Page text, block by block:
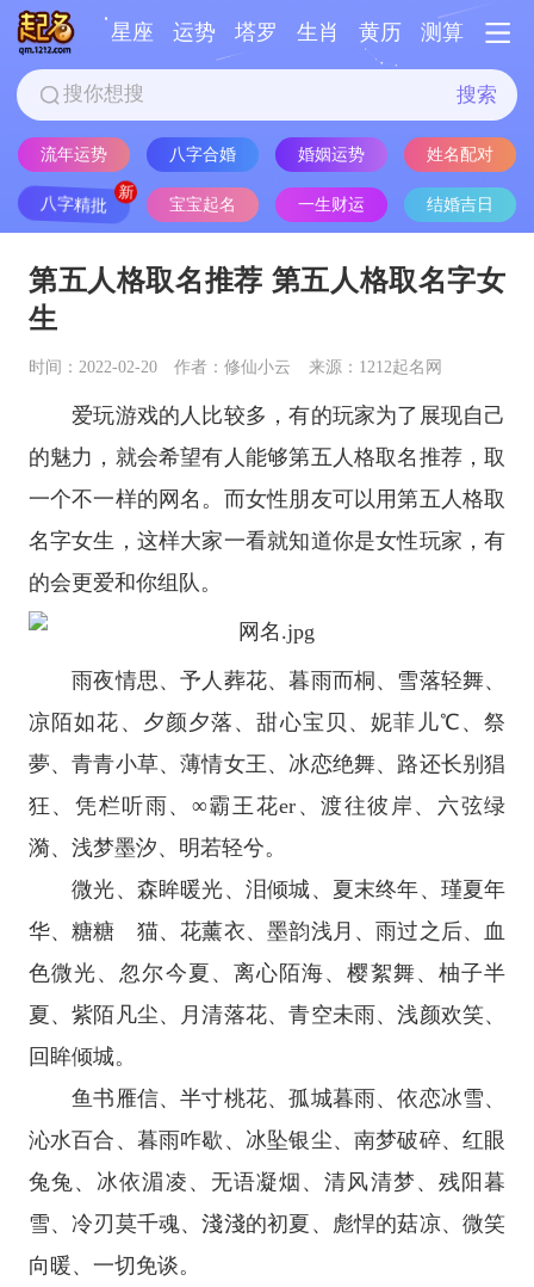
星座 运势 塔罗 生肖 黄历 测算
搜索
流年运势 八字合婚 婚姻运势 姓名配对
八字精批 宝宝起名 一生财运 结婚吉日
第五人格取名推荐 第五人格取名字女
生
时间：2022-02-20 作者：修仙小云 来源：1212起名网
爱玩游戏的人比较多，有的玩家为了展现自己
的魅力，就会希望有人能够第五人格取名推荐，取
一个不一样的网名。而女性朋友可以用第五人格取
名字女生，这样大家一看就知道你是女性玩家，有
的会更爱和你组队。
雨夜情思、予人葬花、暮雨而桐、雪落轻舞、
凉陌如花、夕颜夕落、甜心宝贝、妮菲儿℃、祭
夢、青青小草、薄情女王、冰恋绝舞、路还长别猖
狂、凭栏听雨、∞霸王花er、渡往彼岸、六弦绿
漪、浅梦墨汐、明若轻兮。
微光、森眸暖光、泪倾城、夏末终年、瑾夏年
华、糖糖ゞ猫、花薰衣、墨韵浅月、雨过之后、血
色微光、忽尔今夏、离心陌海、樱絮舞、柚子半
夏、紫陌凡尘、月清落花、青空未雨、浅颜欢笑、
回眸倾城。
鱼书雁信、半寸桃花、孤城暮雨、依恋冰雪、
沁水百合、暮雨咋歇、冰坠银尘、南梦破碎、红眼
兔兔、冰依湄凌、无语凝烟、清风清梦、残阳暮
雪、冷刃莫千魂、淺淺的初夏、彪悍的菇凉、微笑
向暖、一切免谈。